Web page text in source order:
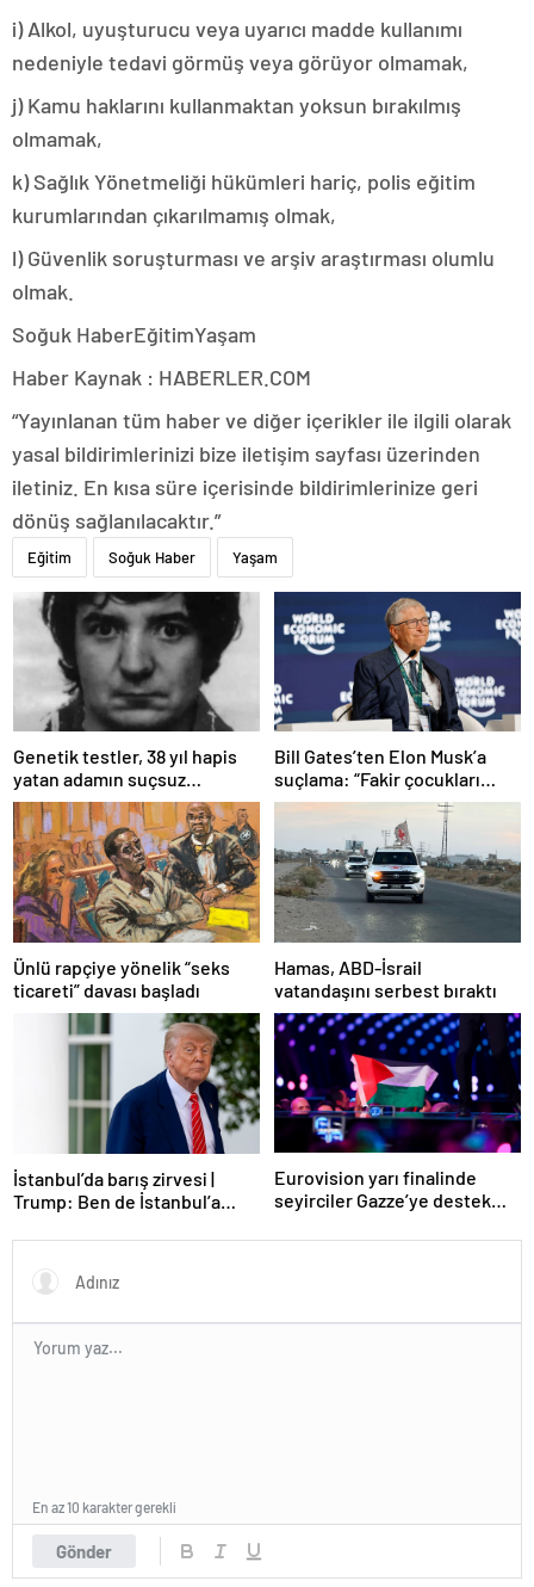
i) Alkol, uyuşturucu veya uyarıcı madde kullanımı
nedeniyle tedavi görmüş veya görüyor olmamak,
j) Kamu haklarını kullanmaktan yoksun bırakılmış
olmamak,
k) Sağlık Yönetmeliği hükümleri hariç, polis eğitim
kurumlarından çıkarılmamış olmak,
l) Güvenlik soruşturması ve arşiv araştırması olumlu
olmak.
Soğuk HaberEğitimYaşam
Haber Kaynak : HABERLER.COM
“Yayınlanan tüm haber ve diğer içerikler ile ilgili olarak
yasal bildirimlerinizi bize iletişim sayfası üzerinden
iletiniz. En kısa süre içerisinde bildirimlerinize geri
dönüş sağlanılacaktır.”
Eğitim Soğuk Haber Yaşam
Genetik testler, 38 yıl hapis
yatan adamın suçsuz
olduğunu ortaya çıkardı
Bill Gates’ten Elon Musk’a
suçlama: “Fakir çocukları
öldürdü”
Ünlü rapçiye yönelik “seks
ticareti” davası başladı
Hamas, ABD-İsrail
vatandaşını serbest bıraktı
İstanbul’da barış zirvesi |
Trump: Ben de İstanbul’a
Eurovision yarı finalinde
seyirciler Gazze’ye destek
Gönder
En az 10 karakter gerekli